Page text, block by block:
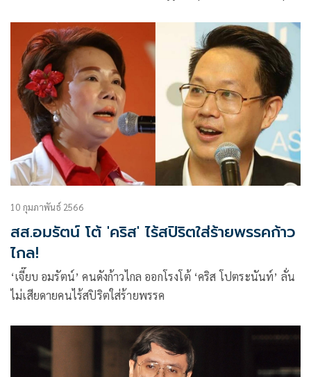
10 กุมภาพันธ์ 2566
สส.อมรัตน์ โต้ 'คริส' ไร้สปิริตใส่ร้ายพรรคก้าว
ไกล!
‘เจี๊ยบ อมรัตน์’ คนดังก้าวไกล ออกโรงโต้ ‘คริส โปตระนันท์’ ลั่น
ไม่เสียดายคนไร้สปิริตใส่ร้ายพรรค